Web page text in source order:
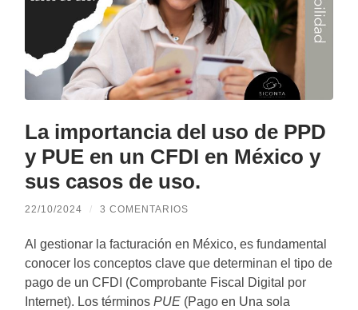
La importancia del uso de PPD
y PUE en un CFDI en México y
sus casos de uso.
22/10/2024 / 3 COMENTARIOS
Al gestionar la facturación en México, es fundamental
conocer los conceptos clave que determinan el tipo de
pago de un CFDI (Comprobante Fiscal Digital por
Internet). Los términosPUE (Pago en Una sola